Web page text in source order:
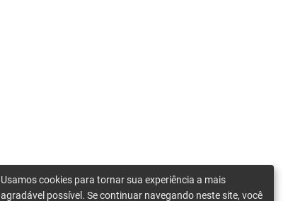
Usamos cookies para tornar sua experiência a mais
agradável possível. Se continuar navegando neste site, você